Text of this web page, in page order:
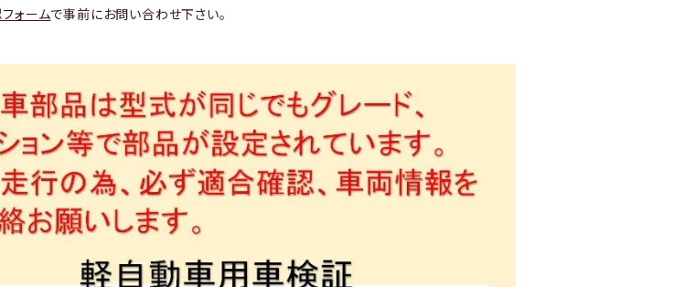
ォームで事前にお問い合わせ下さい。